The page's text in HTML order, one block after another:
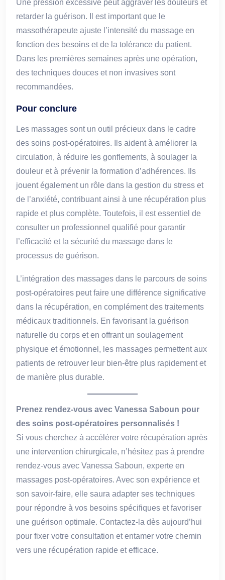
Une pression excessive peut aggraver les douleurs et
retarder la guérison. Il est important que le
massothérapeute ajuste l’intensité du massage en
fonction des besoins et de la tolérance du patient.
Dans les premières semaines après une opération,
des techniques douces et non invasives sont
recommandées.
Pour conclure
Les massages sont un outil précieux dans le cadre
des soins post-opératoires. Ils aident à améliorer la
circulation, à réduire les gonflements, à soulager la
douleur et à prévenir la formation d’adhérences. Ils
jouent également un rôle dans la gestion du stress et
de l’anxiété, contribuant ainsi à une récupération plus
rapide et plus complète. Toutefois, il est essentiel de
consulter un professionnel qualifié pour garantir
l’efficacité et la sécurité du massage dans le
processus de guérison.
L’intégration des massages dans le parcours de soins
post-opératoires peut faire une différence significative
dans la récupération, en complément des traitements
médicaux traditionnels. En favorisant la guérison
naturelle du corps et en offrant un soulagement
physique et émotionnel, les massages permettent aux
patients de retrouver leur bien-être plus rapidement et
de manière plus durable.
Prenez rendez-vous avec Vanessa Saboun pour
des soins post-opératoires personnalisés !
Si vous cherchez à accélérer votre récupération après
une intervention chirurgicale, n’hésitez pas à prendre
rendez-vous avec Vanessa Saboun, experte en
massages post-opératoires. Avec son expérience et
son savoir-faire, elle saura adapter ses techniques
pour répondre à vos besoins spécifiques et favoriser
une guérison optimale. Contactez-la dès aujourd’hui
pour fixer votre consultation et entamer votre chemin
vers une récupération rapide et efficace.